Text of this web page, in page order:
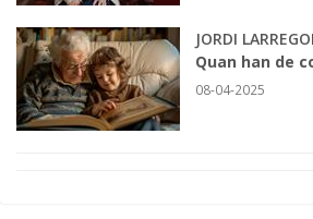
JORDI
Quan han de
08-04-2025